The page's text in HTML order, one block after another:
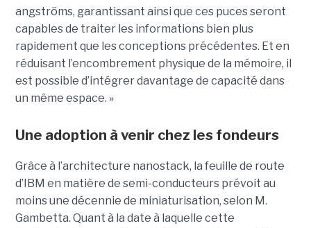
angströms, garantissant ainsi que ces puces seront
capables de traiter les informations bien plus
rapidement que les conceptions précédentes. Et en
réduisant l’encombrement physique de la mémoire, il
est possible d’intégrer davantage de capacité dans
un même espace. »
Une adoption à venir chez les fondeurs
Grâce à l’architecture nanostack, la feuille de route
d’IBM en matière de semi-conducteurs prévoit au
moins une décennie de miniaturisation, selon M.
Gambetta. Quant à la date à laquelle cette